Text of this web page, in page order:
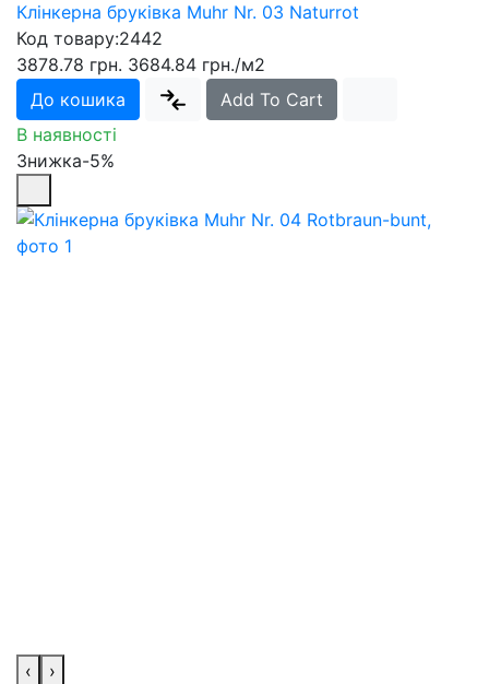
Клінкерна бруківка Muhr Nr. 03 Naturrot
Код товару:2442
3878.78 грн. 3684.84 грн./м2
До кошика
Add To Cart
В наявності
Знижка-5%
‹ ›